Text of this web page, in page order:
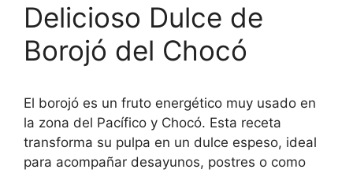
Delicioso Dulce de
Borojó del Chocó
El borojó es un fruto energético muy usado en
la zona del Pacífico y Chocó. Esta receta
transforma su pulpa en un dulce espeso, ideal
para acompañar desayunos, postres o como